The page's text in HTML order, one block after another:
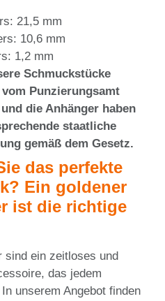
21,5 mm
10,6 mm
1,2 mm
Schmuckstücke
Punzierungsamt
die Anhänger haben
staatliche
gemäß dem Gesetz.
das perfekte
Ein goldener
ist die richtige
sind ein zeitloses und
das jedem
unserem Angebot finden